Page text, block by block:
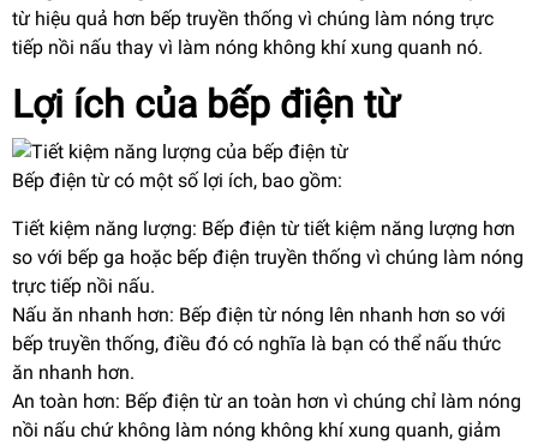
từ hiệu quả hơn bếp truyền thống vì chúng làm nóng trực
tiếp nồi nấu thay vì làm nóng không khí xung quanh nó.
Lợi ích của bếp điện từ
Bếp điện từ có một số lợi ích, bao gồm:
Tiết kiệm năng lượng: Bếp điện từ tiết kiệm năng lượng hơn
so với bếp ga hoặc bếp điện truyền thống vì chúng làm nóng
trực tiếp nồi nấu.
Nấu ăn nhanh hơn: Bếp điện từ nóng lên nhanh hơn so với
bếp truyền thống, điều đó có nghĩa là bạn có thể nấu thức
ăn nhanh hơn.
An toàn hơn: Bếp điện từ an toàn hơn vì chúng chỉ làm nóng
nồi nấu chứ không làm nóng không khí xung quanh, giảm